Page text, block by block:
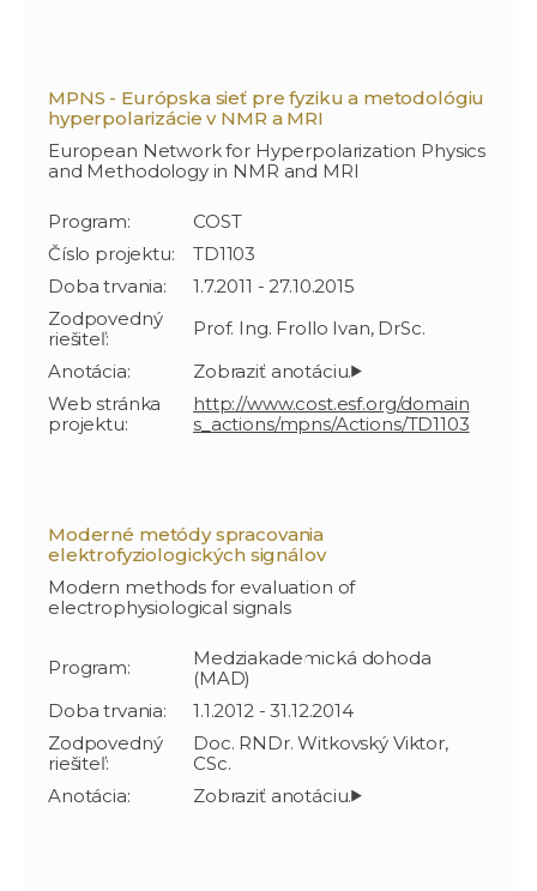
MPNS - Európska sieť pre fyziku a metodológiu
hyperpolarizácie v NMR a MRI
European Network for Hyperpolarization Physics
and Methodology in NMR and MRI
Program:
COST
Číslo projektu:
TD1103
Doba trvania:
1.7.2011 - 27.10.2015
Zodpovedný
riešiteľ:
Prof. Ing. Frollo Ivan, DrSc.
Anotácia:
Web stránka
projektu:
http://www.cost.esf.org/domain
s_actions/mpns/Actions/TD1103
Moderné metódy spracovania
elektrofyziologických signálov
Modern methods for evaluation of
electrophysiological signals
Program:
Medziakademická dohoda
(MAD)
Doba trvania:
1.1.2012 - 31.12.2014
Zodpovedný
riešiteľ:
Doc. RNDr. Witkovský Viktor,
CSc.
Anotácia: